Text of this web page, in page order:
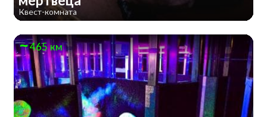
Квест-комната
465 км